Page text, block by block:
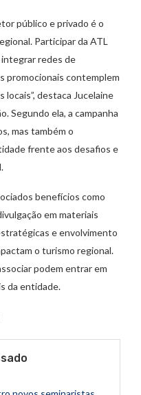
público e privado é o
Participar da ATL
redes de
promocionais contemplem
locais”, destaca Jucelaine
Segundo ela, a campanha
mas também o
frente aos desafios e
benefícios como
em materiais
e envolvimento
o turismo regional.
podem entrar em
da entidade.